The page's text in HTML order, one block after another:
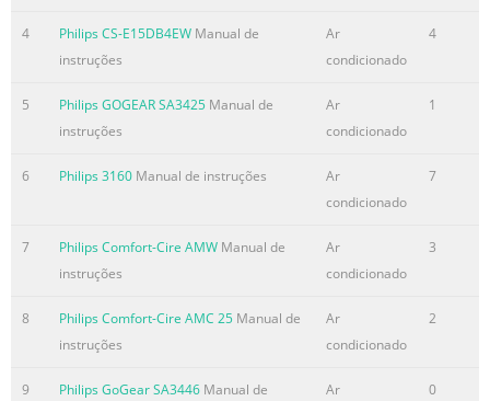
Need help? Look up our Support Centre website
Web de notre centre d’assistance à l’adresse
www.philips.com/welcome
Resumo do conteúdo contido na página número
¿Necesita ayuda? Consulte nuestra página Web de
Soporte técnico, www.philips.com/welcome Support?
www.philips.com/welcome
Resumo do conteúdo contido na página número
4 Philips CS-E15DB4EW Manual de
instruções
Ar
condicionado
4
5 Philips GOGEAR SA3425 Manual de
instruções
Ar
condicionado
1
6 Philips 3160 Manual de instruções
Ar
condicionado
7
7 Philips Comfort-Cire AMW Manual de
instruções
Ar
condicionado
3
8 Philips Comfort-Cire AMC 25 Manual de
instruções
Ar
condicionado
2
9 Philips GoGear SA3446 Manual de
Ar
0